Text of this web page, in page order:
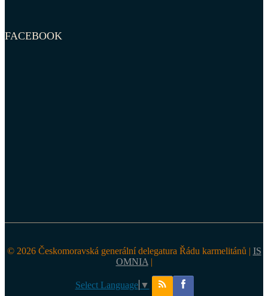
FACEBOOK
© 2026 Českomoravská generální delegatura Řádu karmelitánů | IS
OMNIA |
Select Language ▼